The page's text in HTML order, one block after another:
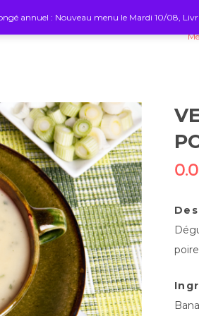
annuel : Nouveau menu le Mardi 10/08,